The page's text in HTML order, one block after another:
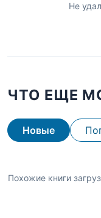
Не
ЧТО ЕЩЕ
Новые
Похожие книги